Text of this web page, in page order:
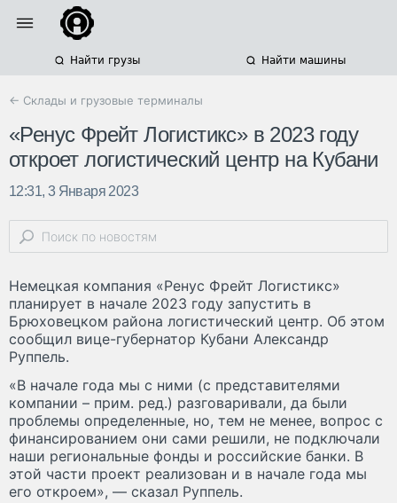
Найти грузы Найти машины
← Склады и грузовые терминалы
«Ренус Фрейт Логистикс» в 2023 году
откроет логистический центр на Кубани
12:31, 3 Января 2023
Немецкая компания «Ренус Фрейт Логистикс»
планирует в начале 2023 году запустить в
Брюховецком района логистический центр. Об этом
сообщил вице-губернатор Кубани Александр
Руппель.
«В начале года мы с ними (с представителями
компании – прим. ред.) разговаривали, да были
проблемы определенные, но, тем не менее, вопрос с
финансированием они сами решили, не подключали
наши региональные фонды и российские банки. В
этой части проект реализован и в начале года мы
его откроем», — сказал Руппель.